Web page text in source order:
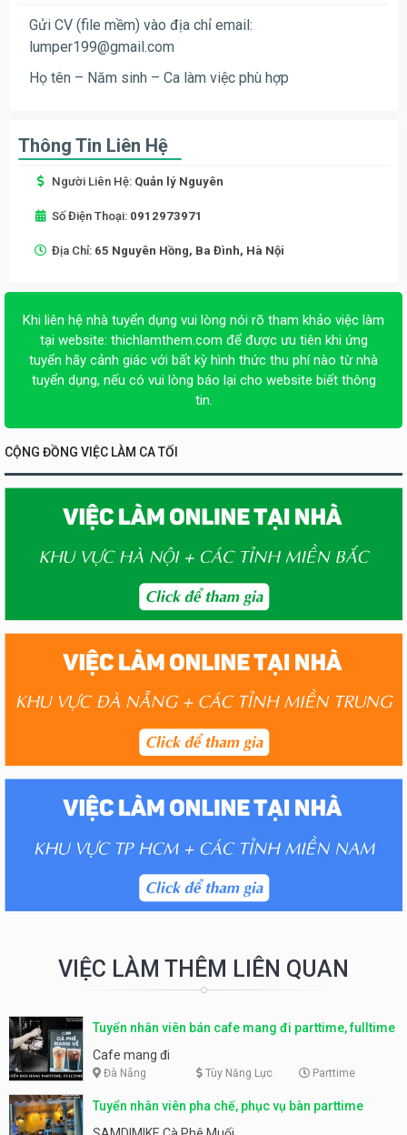
Gửi CV (file mềm) vào địa chỉ email:
lumper199@gmail.com
Họ tên – Năm sinh – Ca làm việc phù hợp
Thông Tin Liên Hệ
Người Liên Hệ: Quản lý Nguyên
Số Điện Thoại: 0912973971
Địa Chỉ: 65 Nguyên Hồng, Ba Đình, Hà Nội
Khi liên hệ nhà tuyển dụng vui lòng nói rõ tham khảo việc làm
tại website: thichlamthem.com để được ưu tiên khi ứng
tuyển hãy cảnh giác với bất kỳ hình thức thu phí nào từ nhà
tuyển dụng, nếu có vui lòng báo lại cho website biết thông
tin.
CỘNG ĐỒNG VIỆC LÀM CA TỐI
VIỆC LÀM THÊM LIÊN QUAN
Tuyển nhân viên bán cafe mang đi parttime, fulltime
Cafe mang đi
Đà Nẵng Tùy Năng Lực Parttime
Tuyển nhân viên pha chế, phục vụ bàn parttime